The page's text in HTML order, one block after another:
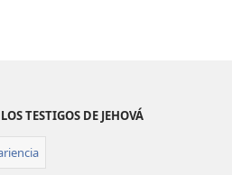
TESTIGOS DE JEHOVÁ